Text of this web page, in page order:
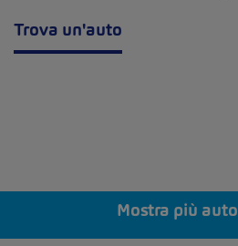
Trova un'auto
Mostra più auto